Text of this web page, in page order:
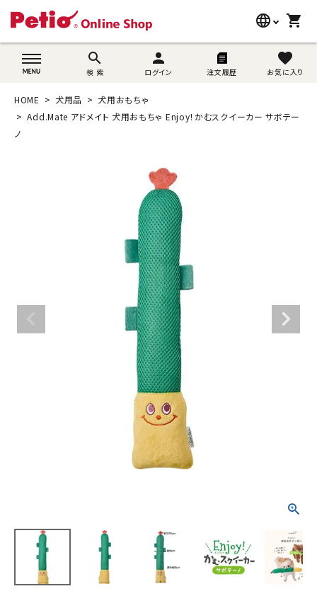
language
wovn-lang-name
shopping_cart
search
検 索
person
ログイン 注文履歴
favorite
お気に入り
search
猫用品
ACCOUNT MENU
person
HOME 犬用品
犬用おもちゃ
Add.Mate アドメイト 犬用おもちゃ Enjoy！かむスクイーカー サボテー
ノ